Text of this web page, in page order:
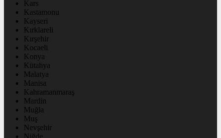
Kars
Kastamonu
Kayseri
Kırklareli
Kırşehir
Kocaeli
Konya
Kütahya
Malatya
Manisa
Kahramanmaraş
Mardin
Muğla
Muş
Nevşehir
Niğde